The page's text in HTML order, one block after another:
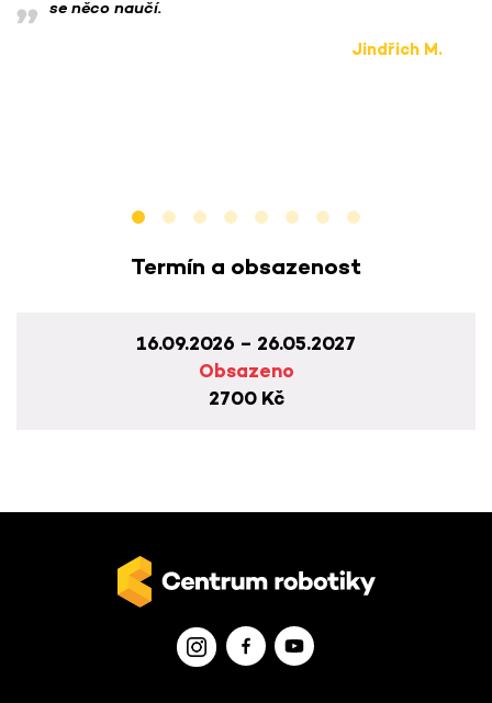
se něco naučí.
Jindřich M.
Termín a obsazenost
16.09.2026 – 26.05.2027
Obsazeno
2700 Kč